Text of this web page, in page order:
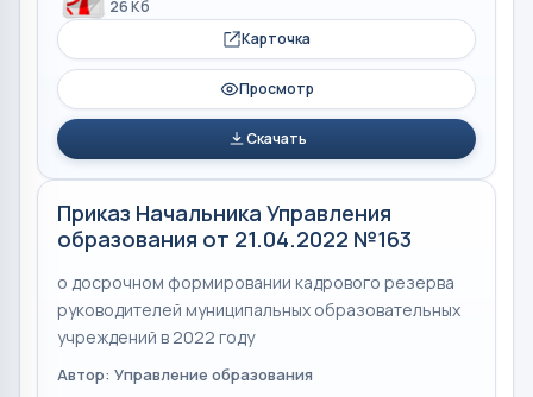
26 Кб
Карточка
Просмотр
Скачать
Приказ Начальника Управления
образования от 21.04.2022 №163
о досрочном формировании кадрового резерва
руководителей муниципальных образовательных
учреждений в 2022 году
Автор: Управление образования